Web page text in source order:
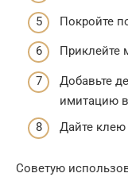
Покройте
Приклейте
Добавьте
имитацию
Дайте клею
Советую